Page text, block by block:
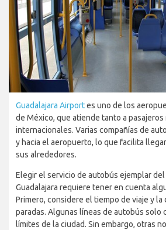
Guadalajara Airportes uno de los
de México, que atiende tanto a pasajeros
internacionales. Varias compañías de
y hacia el aeropuerto, lo que facilita
sus alrededores.
Elegir el servicio de autobús ejemplar
Guadalajara requiere tener en cuenta
Primero, considere el tiempo de viaje y la
paradas. Algunas líneas de autobús solo
límites de la ciudad. Sin embargo, otras